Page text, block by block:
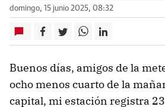
domingo, 15 junio 2025, 08:32
Buenos días, amigos de la
ocho menos cuarto de la
capital, mi estación registra 23